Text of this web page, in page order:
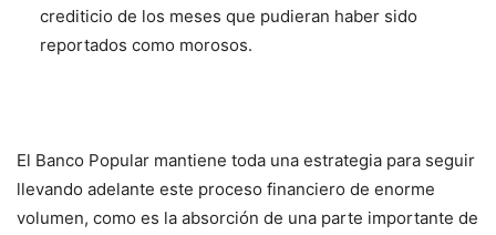
crediticio de los meses que pudieran haber sido
reportados como morosos.
El Banco Popular mantiene toda una estrategia para seguir
llevando adelante este proceso financiero de enorme
volumen, como es la absorción de una parte importante de